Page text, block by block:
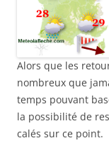
Alors que les
nombreux que
temps pouvant
la possibilité de
calés sur ce point.